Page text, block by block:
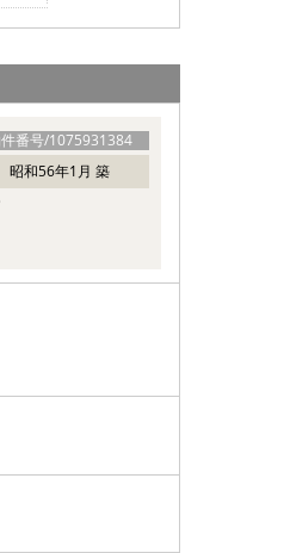
番号/1075931384
昭和56年1月 築